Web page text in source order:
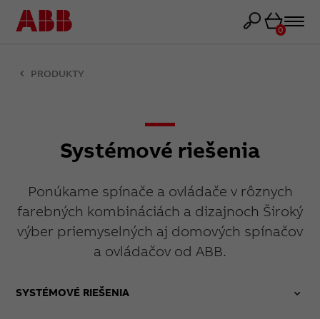
Košík
0
PRODUKTY
Systémové riešenia
Ponúkame spínače a ovládače v rôznych
farebných kombináciách a dizajnoch Široký
výber priemyselných aj domových spínačov
a ovládačov od ABB.
SYSTÉMOVÉ RIEŠENIA